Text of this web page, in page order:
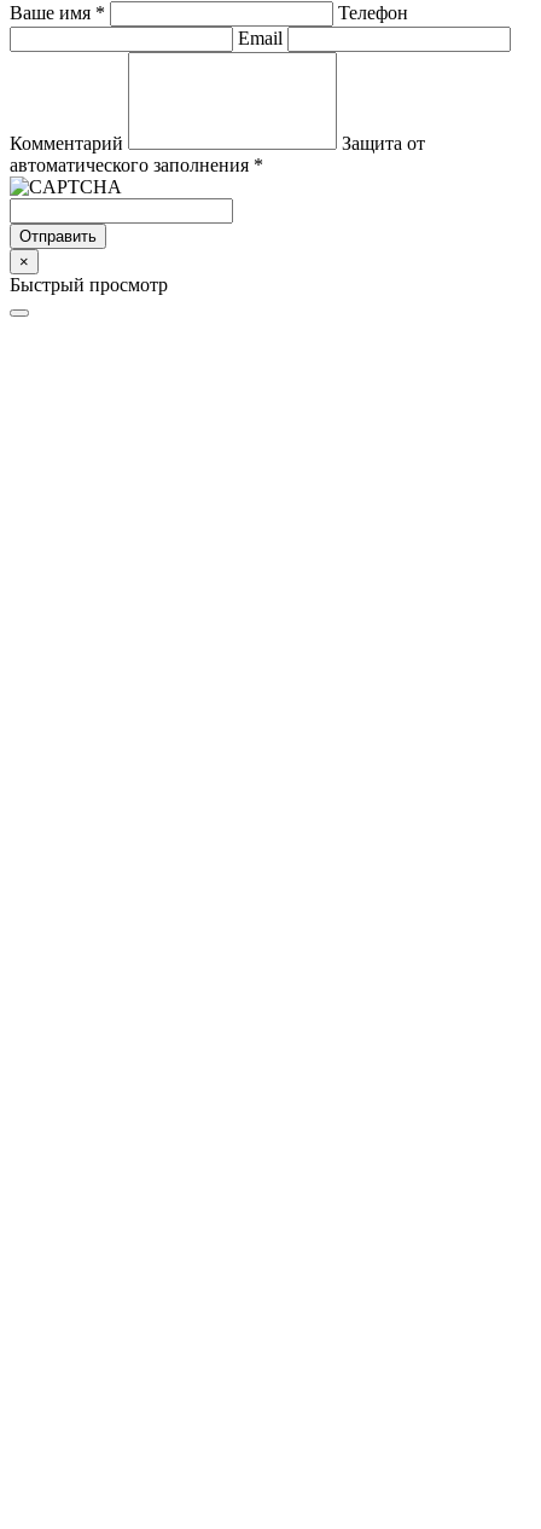
Ваше имя *
Телефон
Email
Комментарий
Защита от
автоматического заполнения *
Отправить
×
Быстрый просмотр